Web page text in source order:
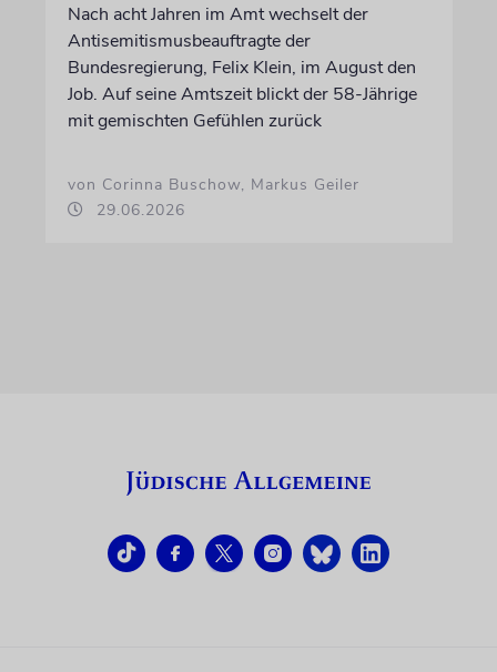
Nach acht Jahren im Amt wechselt der
Antisemitismusbeauftragte der
Bundesregierung, Felix Klein, im August den
Job. Auf seine Amtszeit blickt der 58-Jährige
mit gemischten Gefühlen zurück
von Corinna Buschow, Markus Geiler
29.06.2026